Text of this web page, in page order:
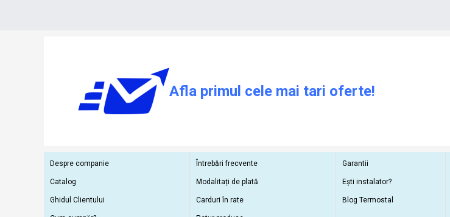
Afla primul cele mai tari oferte!
Despre companie
Catalog
Ghidul Clientului
Întrebări frecvente
Modalitați de plată
Carduri în rate
Garantii
Ești instalator?
Blog Termostal